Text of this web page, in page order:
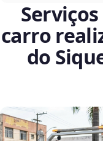
carro
do